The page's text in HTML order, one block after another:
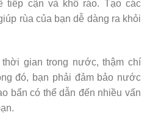
tiếp cận và khô ráo. Tạo các
rùa của bạn dễ dàng ra khỏi
gian trong nước, thậm chí
đó, bạn phải đảm bảo nước
bẩn có thể dẫn đến nhiều vấn